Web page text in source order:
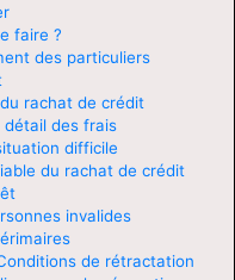
faire ?
des particuliers
rachat de crédit
des frais
difficile
du rachat de crédit
invalides
de rétractation